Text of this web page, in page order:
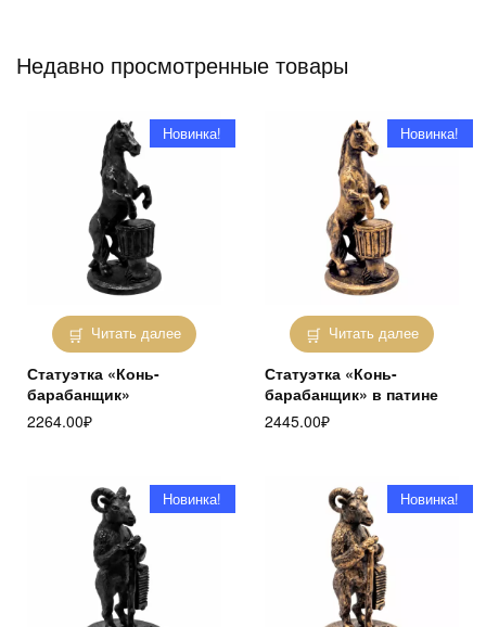
Недавно просмотренные товары
Читать далее
Новинка!
Статуэтка «Конь-
барабанщик»
2264.00₽
Читать далее
Новинка!
Статуэтка «Конь-
барабанщик» в патине
2445.00₽
Новинка! Новинка!